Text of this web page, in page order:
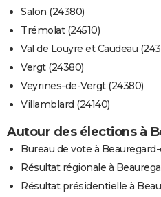
Salon (24380)
Trémolat (24510)
Val de Louyre et Caudeau
Vergt (24380)
Veyrines-de-Vergt (24380)
Villamblard (24140)
Autour des élections à
Bureau de vote à
Résultat régionale à
Résultat présidentielle à